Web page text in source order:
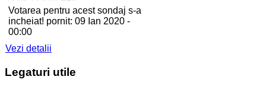
Votarea pentru acest sondaj s-a
incheiat! pornit: 09 Ian 2020 -
00:00
Vezi detalii
Legaturi utile